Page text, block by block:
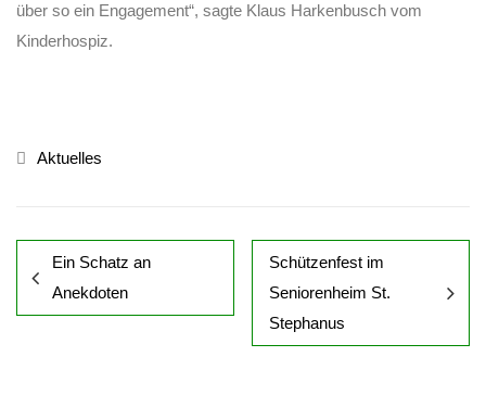
über so ein Engagement“, sagte Klaus Harkenbusch vom
Kinderhospiz.
Aktuelles
Ein Schatz an
Anekdoten
Schützenfest im
Seniorenheim St.
Stephanus